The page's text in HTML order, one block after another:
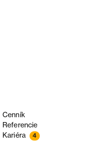
Cenník
Referencie
Kariéra 4